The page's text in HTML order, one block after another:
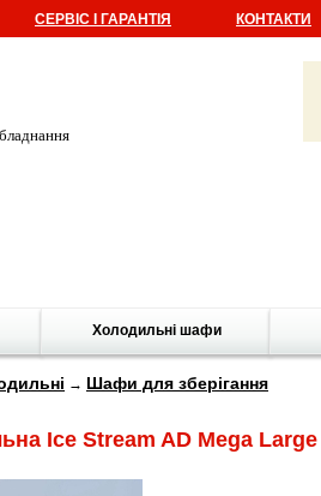
СЕРВІС І ГАРАНТІЯ КОНТАКТИ
Холодильні шафи
→ Шафи для зберігання
Ice Stream AD Mega Large